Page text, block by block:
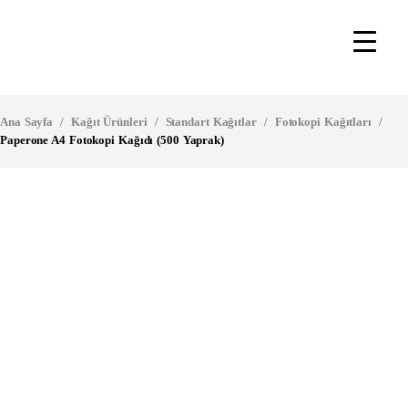
Ana Sayfa / Kağıt Ürünleri / Standart Kağıtlar / Fotokopi Kağıtları /
Paperone A4 Fotokopi Kağıdı (500 Yaprak)